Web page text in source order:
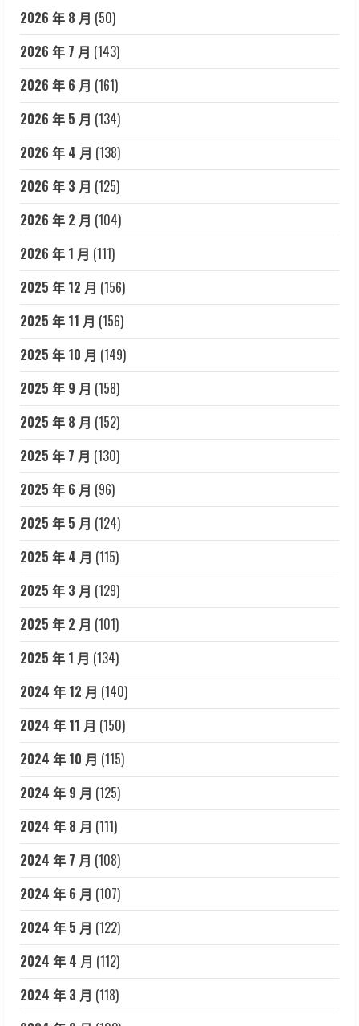
2026 年 8 月 (50)
2026 年 7 月 (143)
2026 年 6 月 (161)
2026 年 5 月 (134)
2026 年 4 月 (138)
2026 年 3 月 (125)
2026 年 2 月 (104)
2026 年 1 月 (111)
2025 年 12 月 (156)
2025 年 11 月 (156)
2025 年 10 月 (149)
2025 年 9 月 (158)
2025 年 8 月 (152)
2025 年 7 月 (130)
2025 年 6 月 (96)
2025 年 5 月 (124)
2025 年 4 月 (115)
2025 年 3 月 (129)
2025 年 2 月 (101)
2025 年 1 月 (134)
2024 年 12 月 (140)
2024 年 11 月 (150)
2024 年 10 月 (115)
2024 年 9 月 (125)
2024 年 8 月 (111)
2024 年 7 月 (108)
2024 年 6 月 (107)
2024 年 5 月 (122)
2024 年 4 月 (112)
2024 年 3 月 (118)